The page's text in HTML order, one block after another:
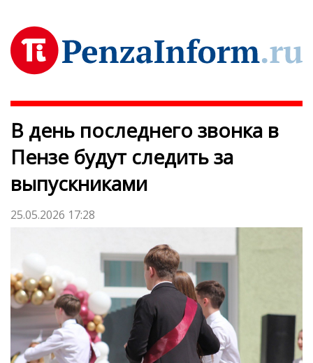
В день последнего звонка в
Пензе будут следить за
выпускниками
25.05.2026 17:28